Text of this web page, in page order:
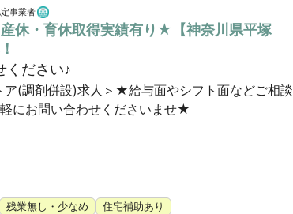
事業者
・育休取得実績有り★【神奈川県平塚
ください♪
(調剤併設)求人＞★給与面やシフト面などご相談
にお問い合わせくださいませ★
残業無し・少なめ
住宅補助あり